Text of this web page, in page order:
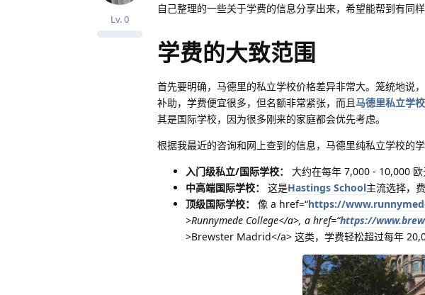
Lv.0
自己整理的一些关于学费的信息分享出来，希望能帮到有同
学费的大致范围
首先要明确，马德里的私立学校价格差异非常大。笼统地说
补助，学费便宜很多，但名额非常紧张，而且马德里私立学校
其是国际学校，因为很多刚来的家庭都会优先考虑。
根据我最近的咨询和网上查到的信息，马德里纯私立学校的
入门级私立/国际学校：
大约在每年 7,000 - 10,000 欧
中高端国际学校：
这是Hastings School主流选择，
顶级国际学校：
像 a href=“https://
>Runnymede College</a>, a href=“https://
>Brewster Madrid</a> 这类，学费轻松超过每年